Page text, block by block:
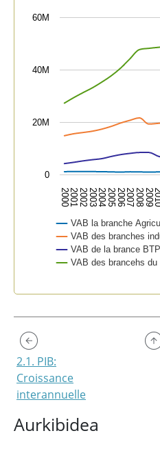
Aurkibidea
VAB la branche
VAB des branches
VAB de la brance BTP
VAB des brancehs
2000200120022003200420052006200720082009
0
20M
40M
60M
2.1. PIB:
Croissance
interannuelle